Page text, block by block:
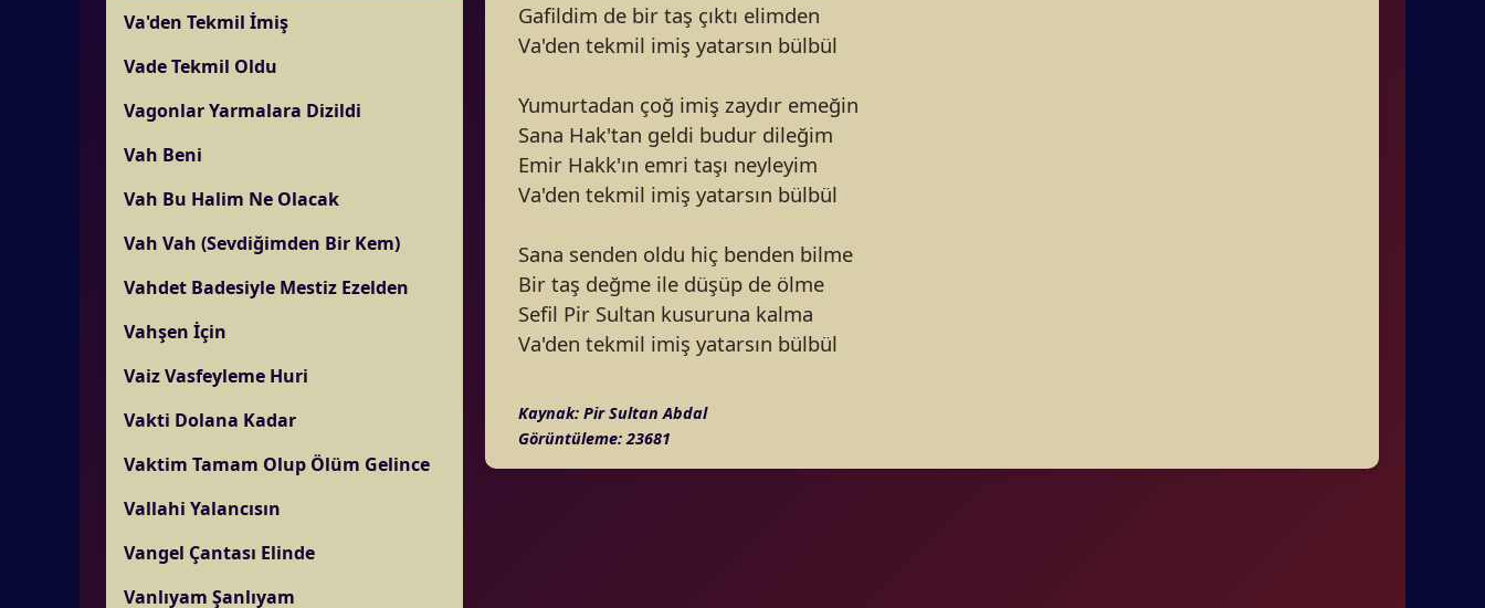
Va'den Tekmil İmiş
Vade Tekmil Oldu
Vagonlar Yarmalara Dizildi
Vah Beni
Vah Bu Halim Ne Olacak
Vah Vah (Sevdiğimden Bir Kem)
Vahdet Badesiyle Mestiz Ezelden
Vahşen İçin
Vaiz Vasfeyleme Huri
Vakti Dolana Kadar
Vaktim Tamam Olup Ölüm Gelince
Vallahi Yalancısın
Vangel Çantası Elinde
Vanlıyam Şanlıyam
Gafildim de bir taş çıktı elimden
Va'den tekmil imiş yatarsın bülbül
Yumurtadan çoğ imiş zaydır emeğin
Sana Hak'tan geldi budur dileğim
Emir Hakk'ın emri taşı neyleyim
Va'den tekmil imiş yatarsın bülbül
Sana senden oldu hiç benden bilme
Bir taş değme ile düşüp de ölme
Sefil Pir Sultan kusuruna kalma
Va'den tekmil imiş yatarsın bülbül
Kaynak: Pir Sultan Abdal
Görüntüleme: 23681